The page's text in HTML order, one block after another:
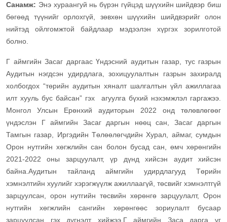
Санамж: Энэ хураангуй нь бүрэн гүйцэд шүүхийн шийдвэр биш
бөгөөд түүнийг орлохгүй, зөвхөн шүүхийн шийдвэрийг олон
нийтэд ойлгомжтой байдлаар мэдээлэн хүргэх зорилготой
болно.
Г аймгийн Засаг даргаас Үндэсний аудитын газар, тус газрын
Аудитын нэгдсэн удирдлага, зохицуулалтын газрын захиралд
холбогдох “төрийн аудитын хяналт шалгалтын үйл ажиллагаа
илт хууль бус байсан” гэх агуулга бүхий нэхэмжлэл гаргажээ.
Монгол Улсын Ерөнхий аудиторын 2022 онд төлөвлөгөөг
үндэслэн Г аймгийн Засаг даргын нөөц сан, Засаг даргын
Тамгын газар, Иргэдийн Төлөөлөгчдийн Хурал, аймаг, сумдын
Орон нутгийн хөгжлийн сан болон бусад сан, өмч хөрөнгийн
2021-2022 оны зарцуулалт, үр дүнд хийсэн аудит хийсэн
байна.Аудитын тайланд аймгийн удирдлагууд Төрийн
хэмнэлтийн хуулийг хэрэгжүүлж ажиллаагүй, төсвийг хэмнэлтгүй
зарцуулсан, орон нутгийн төсвийн хөрөнгө зарцуулалт, Орон
нутгийн хөгжлийн сангийн хөрөнгөөс зориулалт бусаар
зарцуулсан гэх дүгнэлт хийжээ.Г аймгийн Заса дарга уг